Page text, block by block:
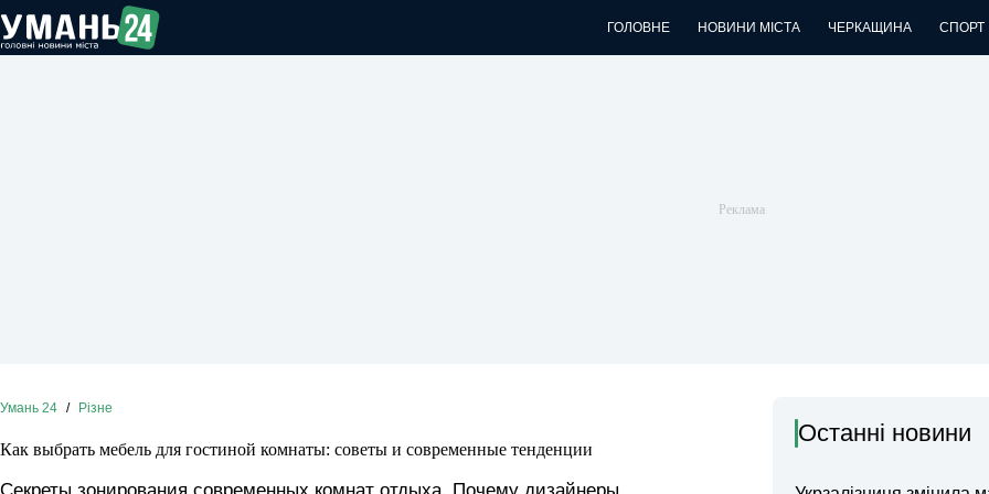
до
вмісту
ГОЛОВНЕ НОВИНИ МІСТА ЧЕРКАЩИНА СПОРТ
Умань 24 / Різне
Как выбрать мебель для гостиной комнаты: советы и современные тенденции
Останні новини